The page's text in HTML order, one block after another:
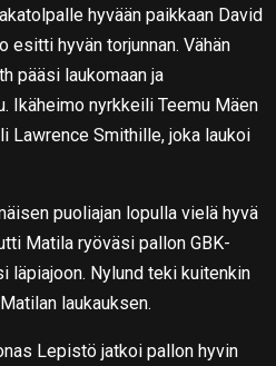
hyvään paikkaan David
esitti hyvän torjunnan. Vähän
pääsi laukomaan ja
Ikäheimo nyrkkeili Teemu Mäen
Lawrence Smithille, joka laukoi
puoliajan lopulla vielä hyvä
Matila ryöväsi pallon GBK-
läpiajoon. Nylund teki kuitenkin
laukauksen.
Lepistö jatkoi pallon hyvin